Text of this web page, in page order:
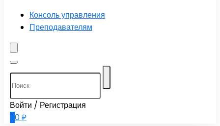
Консоль управления
Преподавателям
Войти / Регистрация
0₽